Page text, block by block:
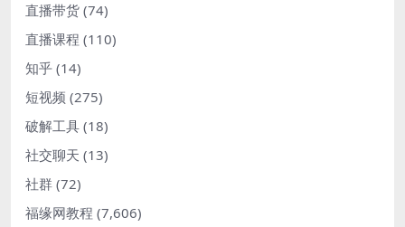
直播带货 (74)
直播课程 (110)
知乎 (14)
短视频 (275)
破解工具 (18)
社交聊天 (13)
社群 (72)
福缘网教程 (7,606)